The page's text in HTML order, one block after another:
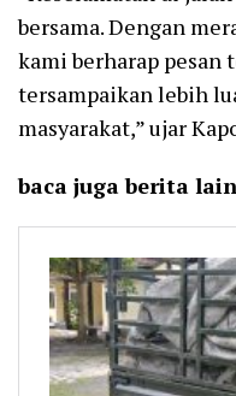
bersama. Dengan
kami berharap pesan
tersampaikan lebih
masyarakat,” ujar
baca juga berita